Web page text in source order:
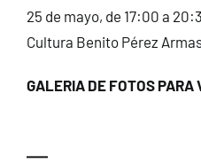
25 de mayo, de 17:00 a
Cultura Benito Pérez
GALERIA DE FOTOS PARA
—